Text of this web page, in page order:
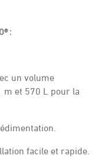
:
un volume
m et 570 L pour la
facile et rapide.